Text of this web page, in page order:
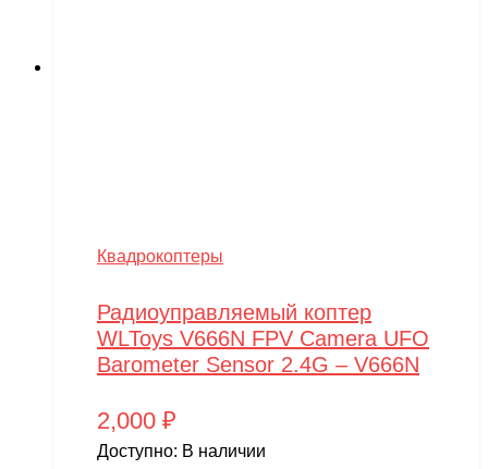
Квадрокоптеры
Радиоуправляемый коптер
WLToys V666N FPV Camera UFO
Barometer Sensor 2.4G – V666N
2,000 ₽
Доступно: В наличии